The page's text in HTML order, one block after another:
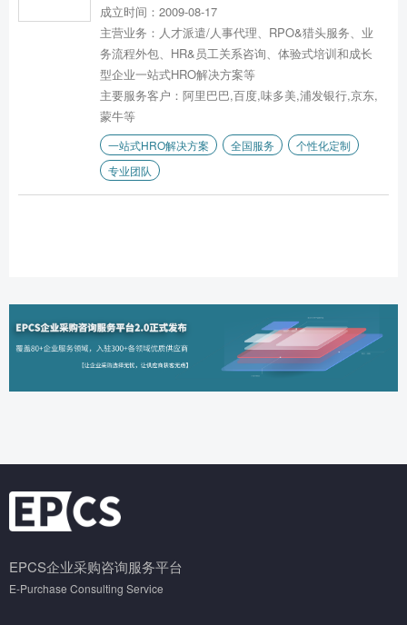
成立时间：2009-08-17
主营业务：人才派遣/人事代理、RPO&猎头服务、业
务流程外包、HR&员工关系咨询、体验式培训和成长
型企业一站式HRO解决方案等
主要服务客户：阿里巴巴,百度,味多美,浦发银行,京东,
蒙牛等
一站式HRO解决方案 全国服务
个性化定制
专业团队
EPCS企业采购咨询服务平台
E-Purchase Consulting Service